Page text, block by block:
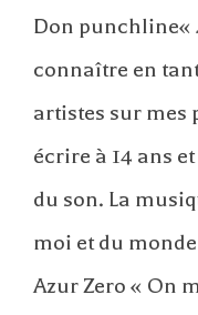
Don punchline«
connaître en
artistes sur mes
écrire à 14 ans
du son. La
moi et du
Azur Zero « On